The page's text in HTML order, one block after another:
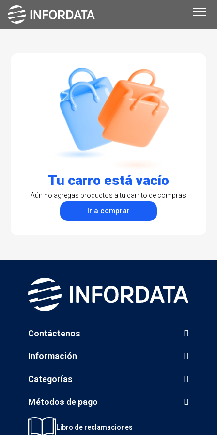
Tu carro está vacío
Aún no agregas productos a tu carrito de compras
Ir a comprar
Contáctenos
Información
Categorías
Métodos de pago
Libro de reclamaciones